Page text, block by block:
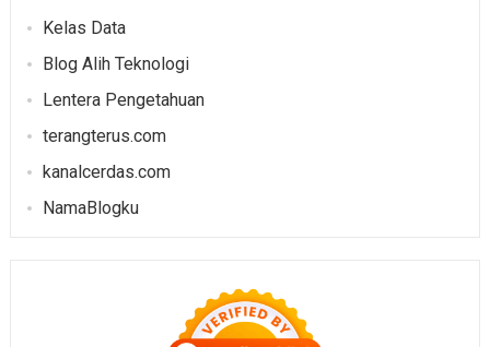
Kelas Data
Blog Alih Teknologi
Lentera Pengetahuan
terangterus.com
kanalcerdas.com
NamaBlogku